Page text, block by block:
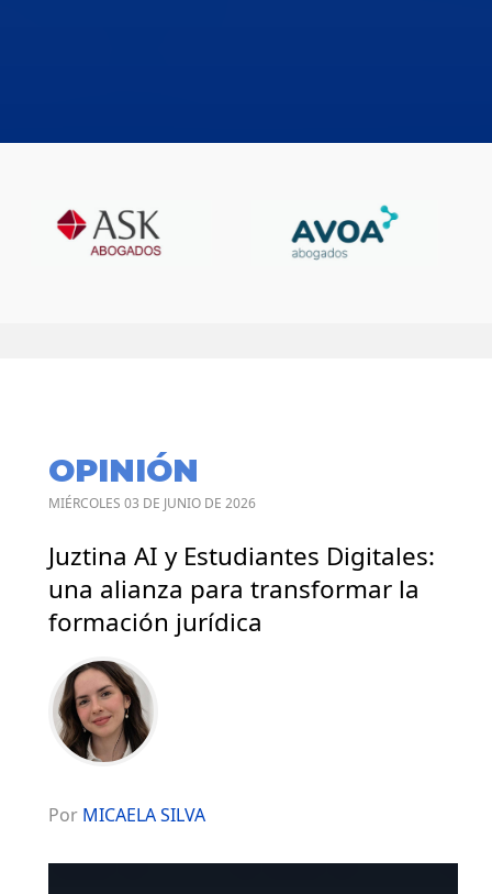
OPINIÓN
MIÉRCOLES 03 DE JUNIO DE 2026
Juztina AI y Estudiantes Digitales:
una alianza para transformar la
formación jurídica
Por MICAELA SILVA